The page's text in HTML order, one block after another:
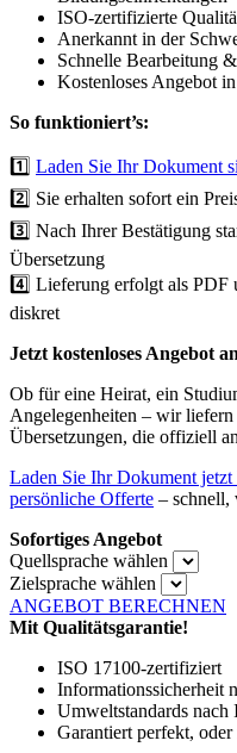
ISO-zertifizierte
Anerkannt in der
Schnelle Bearbeitung
Kostenloses Angebot
So funktioniert’s:
1️⃣ Laden Sie Ihr Dokument
2️⃣ Sie erhalten sofort ein
3️⃣ Nach Ihrer Bestätigung
Übersetzung
4️⃣ Lieferung erfolgt als PDF
diskret
Jetzt kostenloses Angebot
Ob für eine Heirat, ein
Angelegenheiten – wir
Übersetzungen, die offiziell
Laden Sie Ihr Dokument
persönliche Offerte – schnell,
Sofortiges Angebot
Quellsprache wählen
Zielsprache wählen
ANGEBOT BERECHNEN
Mit Qualitätsgarantie!
ISO 17100-zertifiziert
Informationssicherheit
Umweltstandards nach
Garantiert perfekt, oder